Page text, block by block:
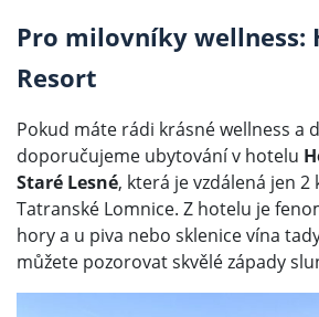
Pro milovníky wellness:
Resort
Pokud máte rádi krásné wellness a
doporučujeme ubytování v hotelu
Staré Lesné, která je vzdálená jen
Tatranské Lomnice. Z hotelu je
hory a u piva nebo sklenice vína
můžete pozorovat skvělé západy